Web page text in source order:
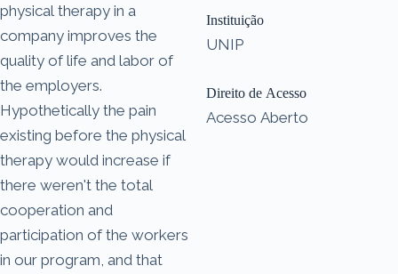
physical therapy in a
company improves the
quality of life and labor of
the employers.
Hypothetically the pain
existing before the physical
therapy would increase if
there weren't the total
cooperation and
participation of the workers
in our program, and that
Instituição
UNIP
Direito de Acesso
Acesso Aberto